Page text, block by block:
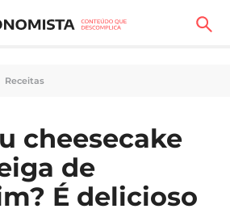
Receitas
cheesecake
de
É delicioso